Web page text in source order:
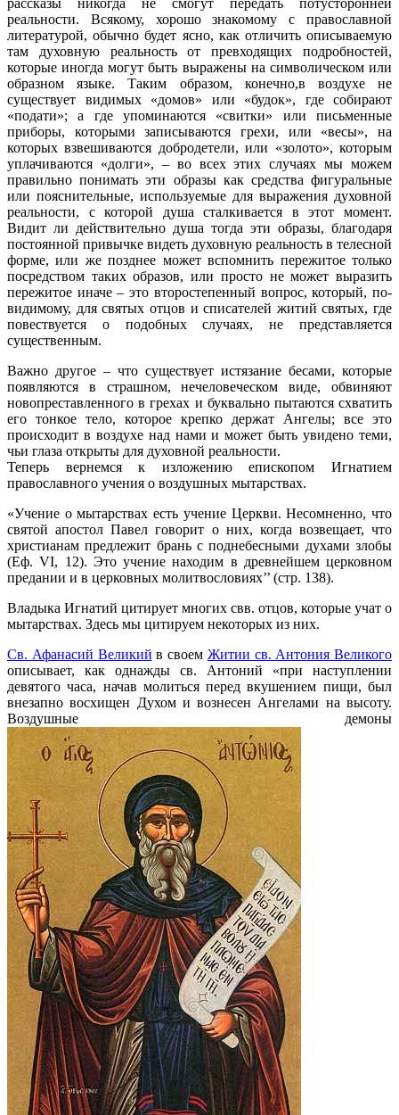
рассказы никогда не смогут передать потусторонней
реальности. Всякому, хорошо знакомому с православной
литературой, обычно будет ясно, как отличить описываемую
там духовную реальность от превходящих подробностей,
которые иногда могут быть выражены на символическом или
образном языке. Таким образом, конечно,в воздухе не
существует видимых «домов» или «будок», где собирают
«подати»; а где упоминаются «свитки» или письменные
приборы, которыми записываются грехи, или «весы», на
которых взвешиваются добродетели, или «золото», которым
уплачиваются «долги», – во всех этих случаях мы можем
правильно понимать эти образы как средства фигуральные
или пояснительные, используемые для выражения духовной
реальности, с которой душа сталкивается в этот момент.
Видит ли действительно душа тогда эти образы, благодаря
постоянной привычке видеть духовную реальность в телесной
форме, или же позднее может вспомнить пережитое только
посредством таких образов, или просто не может выразить
пережитое иначе – это второстепенный вопрос, который, по-
видимому, для святых отцов и списателей житий святых, где
повествуется о подобных случаях, не представляется
существенным.
Важно другое – что существует истязание бесами, которые
появляются в страшном, нечеловеческом виде, обвиняют
новопреставленного в грехах и буквально пытаются схватить
его тонкое тело, которое крепко держат Ангелы; все это
происходит в воздухе над нами и может быть увидено теми,
чьи глаза открыты для духовной реальности.
Теперь вернемся к изложению епископом Игнатием
православного учения о воздушных мытарствах.
«Учение о мытарствах есть учение Церкви. Несомненно, что
святой апостол Павел говорит о них, когда возвещает, что
христианам предлежит брань с поднебесными духами злобы
(Еф. VI, 12). Это учение находим в древнейшем церковном
предании и в церковных молитвословиях’’ (стр. 138).
Владыка Игнатий цитирует многих свв. отцов, которые учат о
мытарствах. Здесь мы цитируем некоторых из них.
Св. Афанасий Великий в своем Житии св. Антония Великого
описывает, как однажды св. Антоний «при наступлении
девятого часа, начав молиться перед вкушением пищи, был
внезапно восхищен Духом и вознесен Ангелами на высоту.
Воздушные демоны